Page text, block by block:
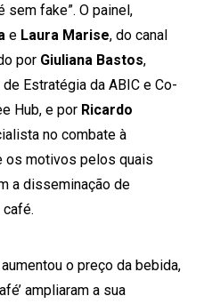
sem fake”. O painel,
e Laura Marise, do canal
por Giuliana Bastos,
Estratégia da ABIC e Co-
Hub, e por Ricardo
no combate à
os motivos pelos quais
a disseminação de
o preço da bebida,
ampliaram a sua